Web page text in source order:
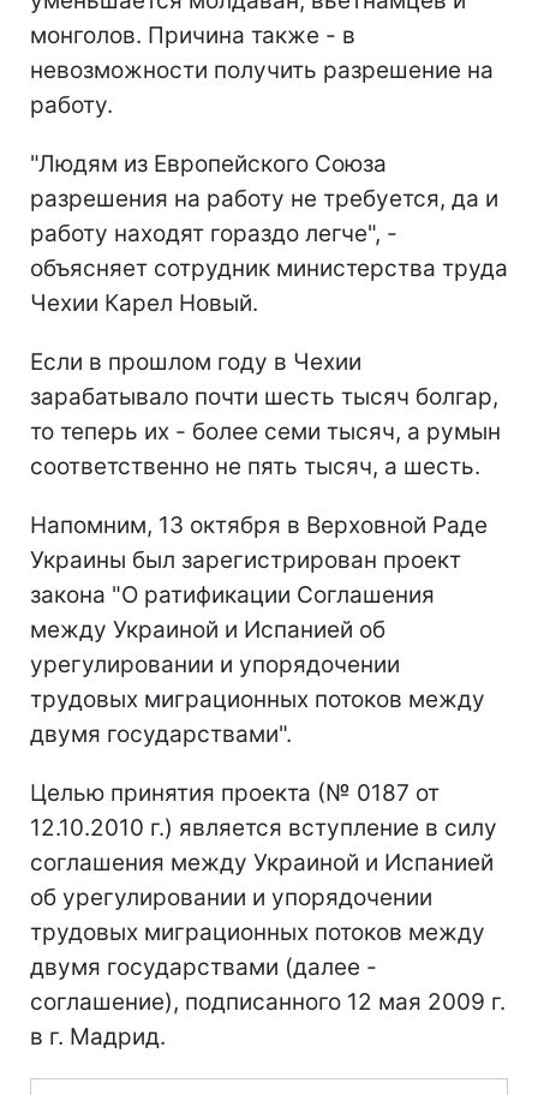
монголов. Причина также - в
невозможности получить разрешение на
работу.
"Людям из Европейского Союза
разрешения на работу не требуется, да и
работу находят гораздо легче", -
объясняет сотрудник министерства труда
Чехии Карел Новый.
Если в прошлом году в Чехии
зарабатывало почти шесть тысяч болгар,
то теперь их - более семи тысяч, а румын
соответственно не пять тысяч, а шесть.
Напомним, 13 октября в Верховной Раде
Украины был зарегистрирован проект
закона "О ратификации Соглашения
между Украиной и Испанией об
урегулировании и упорядочении
трудовых миграционных потоков между
двумя государствами".
Целью принятия проекта (№ 0187 от
12.10.2010 г.) является вступление в силу
соглашения между Украиной и Испанией
об урегулировании и упорядочении
трудовых миграционных потоков между
двумя государствами (далее -
соглашение), подписанного 12 мая 2009 г.
в г. Мадрид.